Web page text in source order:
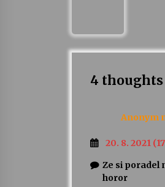
4 thoughts
Anonym
20. 8. 2021
Ze si poradel
horor